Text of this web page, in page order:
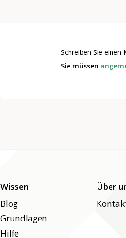
Schreiben Sie einen
Sie müssen
Wissen
Blog
Grundlagen
Hilfe
Über